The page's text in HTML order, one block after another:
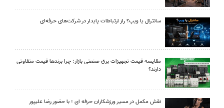
سانترال یا ویپ؟ راز ارتباطات پایدار در شرکت‌های حرفه‌ای
مقایسه قیمت تجهیزات برق صنعتی بازار؛ چرا برندها قیمت متفاوتی
دارند؟
نقش مکمل در مسیر ورزشکاران حرفه ای ؛ با حضور رضا علیپور